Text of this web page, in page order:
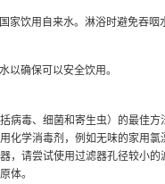
家饮用自来水。淋浴时避免吞
以确保可以安全饮用。
病毒、细菌和寄生虫）的最佳方
化学消毒剂，例如无味的家用
，请尝试使用过滤器孔径较小
体。